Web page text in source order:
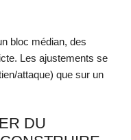
bloc médian, des
Les ajustements se
attaque) que sur un
DU